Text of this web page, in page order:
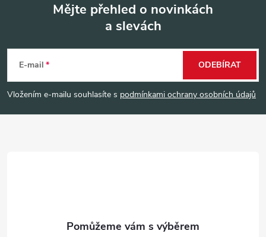
p
a
Mějte přehled o novinkách
a slevách
E-mail
Vložením e-mailu souhlasíte s podmínkami ochrany osobních údajů
ODEBÍRAT